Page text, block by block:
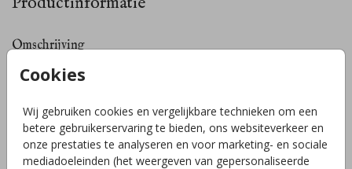
Cookies
Wij gebruiken cookies en vergelijkbare technieken om een
betere gebruikerservaring te bieden, ons websiteverkeer en
onze prestaties te analyseren en voor marketing- en sociale
mediadoeleinden (het weergeven van gepersonaliseerde
Omschrijving
Deze poster is supergaaf op de babykamer (of kinderkamer).
De babynaam, de vlaggetjes en de maan met sterren
(en eventueel kleuren) gemakkelijk zelf aan in de editor! Voor
hulp of vragen kun je mij altijd een appje sturen of mailen. Ik
help je graag!
Toon meer